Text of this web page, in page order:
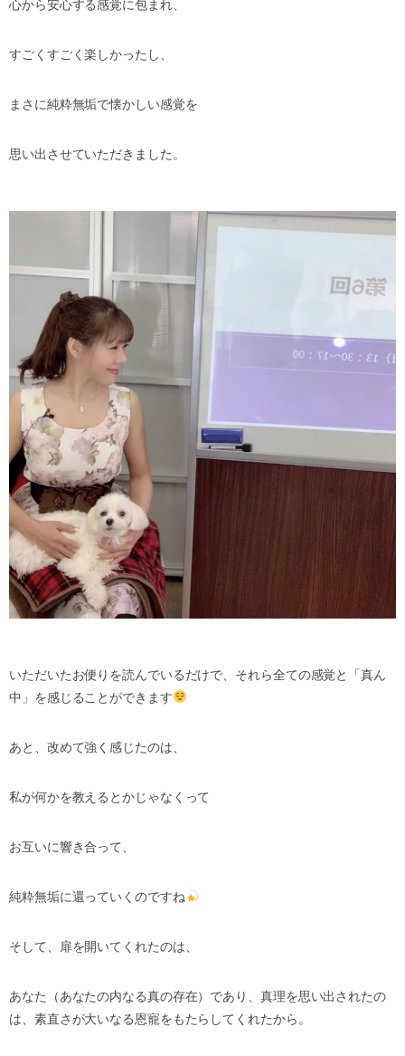
心から安心する感覚に包まれ、
すごくすごく楽しかったし、
まさに純粋無垢で懐かしい感覚を
思い出させていただきました。
いただいたお便りを読んでいるだけで、それら全ての感覚と「真ん
中」を感じることができます
あと、改めて強く感じたのは、
私が何かを教えるとかじゃなくって
お互いに響き合って、
純粋無垢に還っていくのですね
そして、扉を開いてくれたのは、
あなた（あなたの内なる真の存在）であり、真理を思い出されたの
は、素直さが大いなる恩寵をもたらしてくれたから。